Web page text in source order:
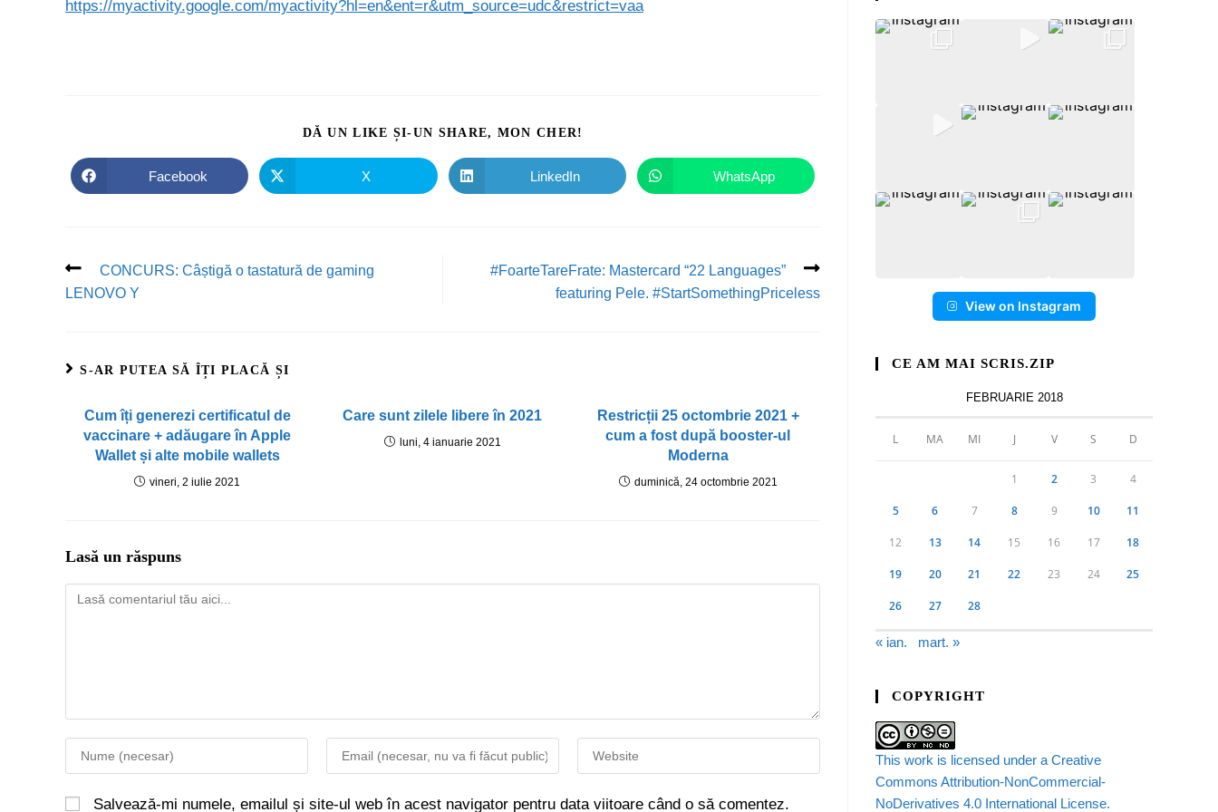
https://myactivity.google.com/myactivity?hl=en&ent=r&utm_source=udc&restrict=vaa
DĂ UN LIKE ȘI-UN SHARE, MON CHER!
Facebook X LinkedIn WhatsApp
CONCURS: Câștigă o tastatură de gaming
LENOVO Y
#FoarteTareFrate: Mastercard “22 Languages”
featuring Pele. #StartSomethingPriceless
S-AR PUTEA SĂ ÎȚI PLACĂ ȘI
Cum îți generezi certificatul de
vaccinare + adăugare în Apple
Wallet și alte mobile wallets
vineri, 2 iulie 2021
Care sunt zilele libere în 2021
luni, 4 ianuarie 2021
Restricții 25 octombrie 2021 +
cum a fost după booster-ul
Moderna
duminică, 24 octombrie 2021
Lasă un răspuns
Salvează-mi numele, emailul și site-ul web în acest navigator pentru data viitoare când o să comentez.
View on Instagram
CE AM MAI SCRIS.ZIP
FEBRUARIE 2018
L MA MI J V S D
1 2 3 4
5 6 7 8 9 10 11
12 13 14 15 16 17 18
19 20 21 22 23 24 25
26 27 28
« ian. mart. »
COPYRIGHT
This work is licensed under a Creative
Commons Attribution-NonCommercial-
NoDerivatives 4.0 International License.